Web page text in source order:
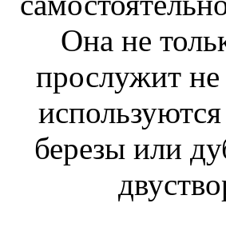
Она не
прослужит
березы или